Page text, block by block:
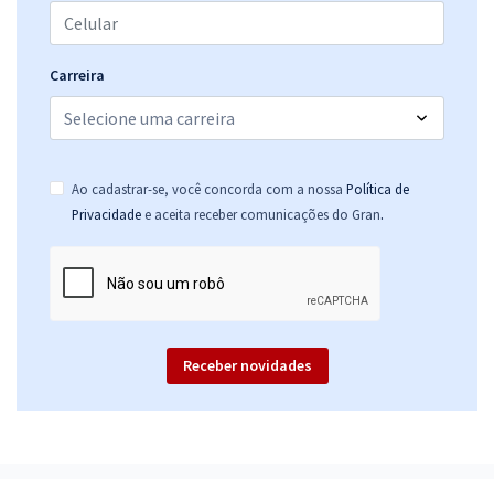
Carreira
Ao cadastrar-se, você concorda com a nossa Política de
Privacidade e aceita receber comunicações do Gran.
Receber novidades